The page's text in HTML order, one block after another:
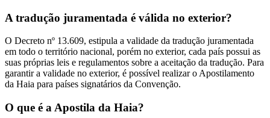
A tradução juramentada é válida no exterior?
O Decreto nº 13.609, estipula a validade da tradução juramentada
em todo o território nacional, porém no exterior, cada país possui as
suas próprias leis e regulamentos sobre a aceitação da tradução. Para
garantir a validade no exterior, é possível realizar o Apostilamento
da Haia para países signatários da Convenção.
O que é a Apostila da Haia?